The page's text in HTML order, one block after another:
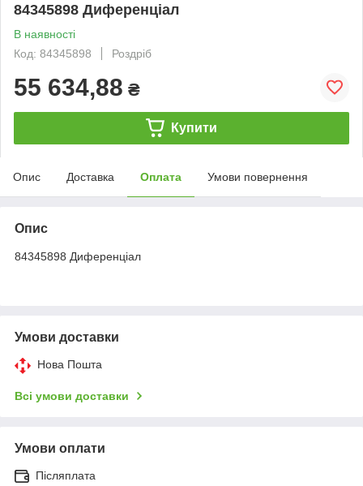
84345898 Диференціал
В наявності
Код: 84345898
Роздріб
55 634,88 ₴
Купити
Опис Доставка Оплата Умови повернення
Опис
84345898 Диференціал
Умови доставки
Нова Пошта
Всі умови доставки
Умови оплати
Післяплата